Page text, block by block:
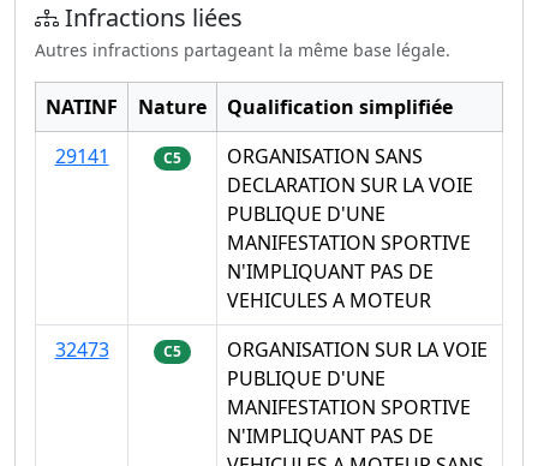
Infractions liées
Autres infractions partageant la même base légale.
NATINF Nature
Qualification simplifiée
29141
C5
ORGANISATION SANS
DECLARATION SUR LA VOIE
PUBLIQUE D'UNE
MANIFESTATION SPORTIVE
N'IMPLIQUANT PAS DE
VEHICULES A MOTEUR
32473
C5
ORGANISATION SUR LA VOIE
PUBLIQUE D'UNE
MANIFESTATION SPORTIVE
N'IMPLIQUANT PAS DE